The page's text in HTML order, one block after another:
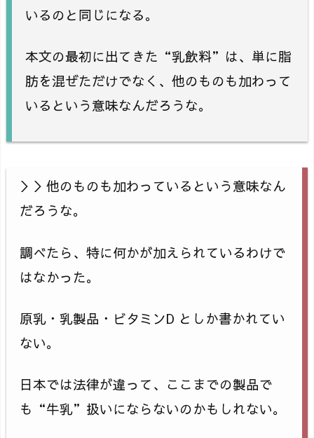
いるのと同じになる。
本文の最初に出てきた“乳飲料”は、単に脂
肪を混ぜただけでなく、他のものも加わって
いるという意味なんだろうな。
＞＞他のものも加わっているという意味なん
だろうな。
調べたら、特に何かが加えられているわけで
はなかった。
原乳・乳製品・ビタミンD としか書かれてい
ない。
日本では法律が違って、ここまでの製品で
も“牛乳”扱いにならないのかもしれない。